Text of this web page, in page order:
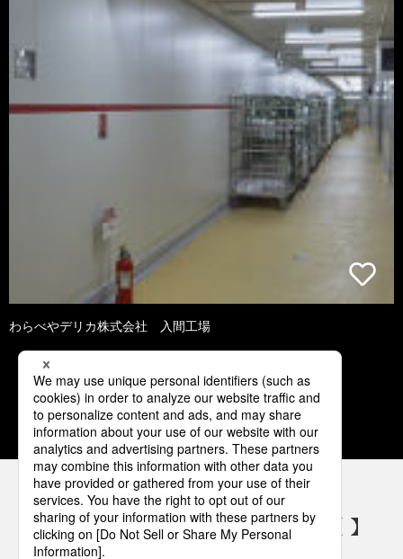
わらべやデリカ株式会社 入間工場
1 2 3 4 5
パナソニックの電気設備 SNSアカウント